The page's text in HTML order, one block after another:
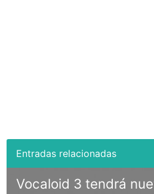
Vocaloid 3 tendrá